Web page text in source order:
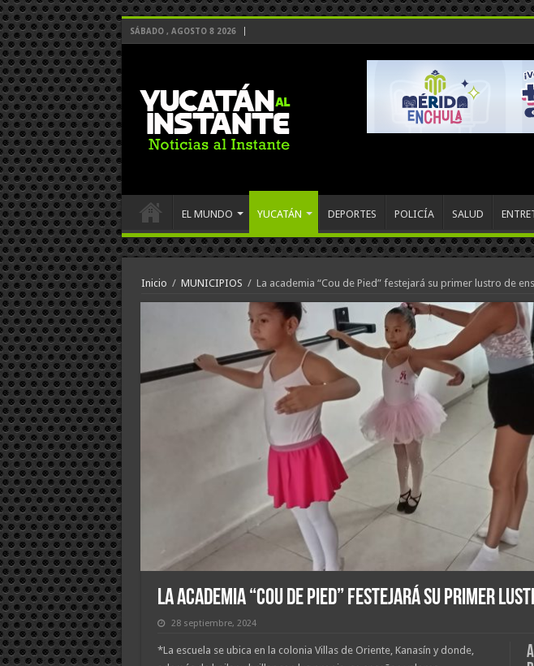
SÁBADO , AGOSTO 8 2026
EL MUNDO YUCATÁN DEPORTES POLICÍA SALUD
Inicio / MUNICIPIOS / La academia “Cou de Pied” festejará su primer lustro de
La academia “Cou de Pied” festejará su primer
28 septiembre, 2024
*La escuela se ubica en la colonia Villas de Oriente, Kanasín y donde,